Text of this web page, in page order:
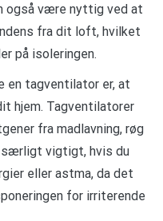
også være nyttig ved at
fra dit loft, hvilket
på isoleringen.
en tagventilator er, at
hjem. Tagventilatorer
fra madlavning, røg
særligt vigtigt, hvis du
eller astma, da det
for irriterende